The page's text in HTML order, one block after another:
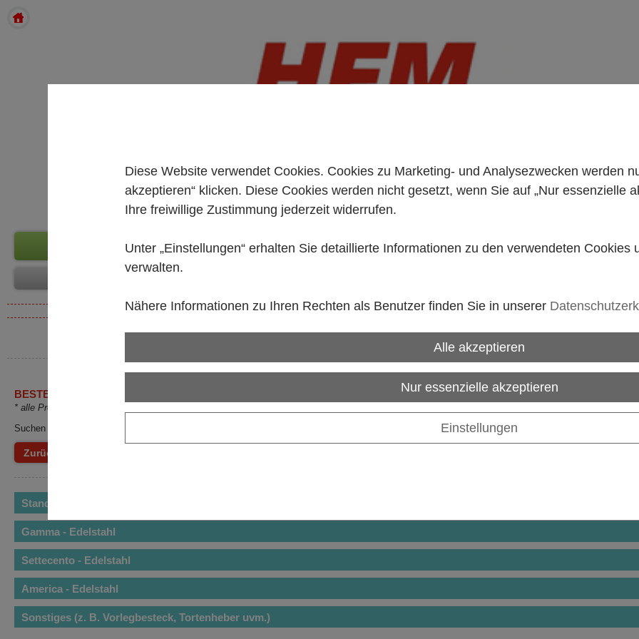
+49 261 98899933
BESTECK
* alle Preise exkl. MwSt.
Suchen Sie sich hier Ihre Besteckserie aus.
Zurück
Standard - Chromstahl
Gamma - Edelstahl
Settecento - Edelstahl
America - Edelstahl
Sonstiges (z. B. Vorlegbesteck, Tortenheber uvm.)
Diese Website verwendet Cookies. Cookies zu Marketing- und Analysezwecken werden
akzeptieren“ klicken. Diese Cookies werden nicht gesetzt, wenn Sie auf „Nur essenzielle
Ihre freiwillige Zustimmung jederzeit widerrufen.
Unter „Einstellungen“ erhalten Sie detaillierte Informationen zu den verwendeten Cookies
verwalten.
Nähere Informationen zu Ihren Rechten als Benutzer finden Sie in unserer
Alle akzeptieren
Nur essenzielle akzeptieren
Einstellungen